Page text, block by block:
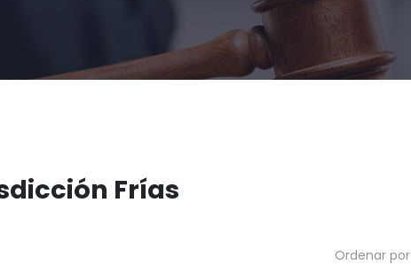
Frías
Ordenar por